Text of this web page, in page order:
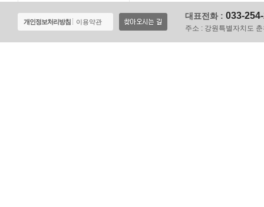
개인정보처리방침 이용약관
대표전화 : 033-
주소 : 강원특별자치도